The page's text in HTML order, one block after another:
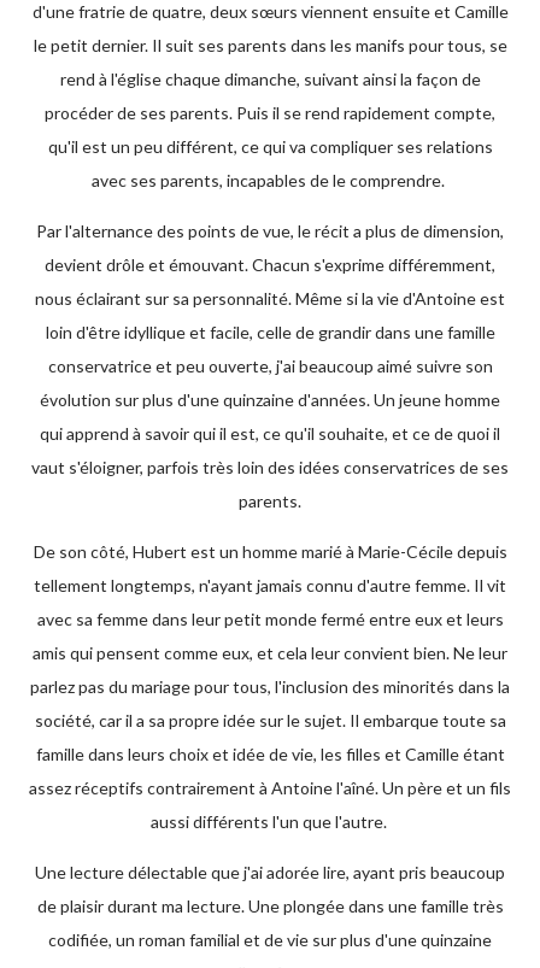
d'une fratrie de quatre, deux sœurs viennent ensuite et Camille
le petit dernier. Il suit ses parents dans les manifs pour tous, se
rend à l'église chaque dimanche, suivant ainsi la façon de
procéder de ses parents. Puis il se rend rapidement compte,
qu'il est un peu différent, ce qui va compliquer ses relations
avec ses parents, incapables de le comprendre.
Par l'alternance des points de vue, le récit a plus de dimension,
devient drôle et émouvant. Chacun s'exprime différemment,
nous éclairant sur sa personnalité. Même si la vie d'Antoine est
loin d'être idyllique et facile, celle de grandir dans une famille
conservatrice et peu ouverte, j'ai beaucoup aimé suivre son
évolution sur plus d'une quinzaine d'années. Un jeune homme
qui apprend à savoir qui il est, ce qu'il souhaite, et ce de quoi il
vaut s'éloigner, parfois très loin des idées conservatrices de ses
parents.
De son côté, Hubert est un homme marié à Marie-Cécile depuis
tellement longtemps, n'ayant jamais connu d'autre femme. Il vit
avec sa femme dans leur petit monde fermé entre eux et leurs
amis qui pensent comme eux, et cela leur convient bien. Ne leur
parlez pas du mariage pour tous, l'inclusion des minorités dans la
société, car il a sa propre idée sur le sujet. Il embarque toute sa
famille dans leurs choix et idée de vie, les filles et Camille étant
assez réceptifs contrairement à Antoine l'aîné. Un père et un fils
aussi différents l'un que l'autre.
Une lecture délectable que j'ai adorée lire, ayant pris beaucoup
de plaisir durant ma lecture. Une plongée dans une famille très
codifiée, un roman familial et de vie sur plus d'une quinzaine